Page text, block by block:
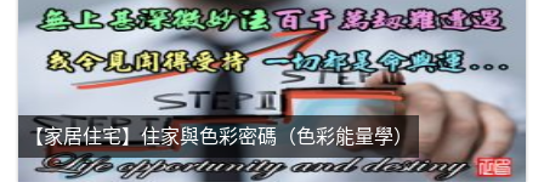
【家居住宅】住家與色彩密碼（色彩能量學）